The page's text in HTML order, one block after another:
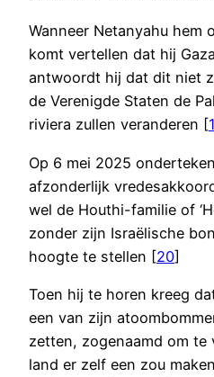
Wanneer Netanyahu hem
komt vertellen dat hij
antwoordt hij dat dit niet
de Verenigde Staten de
riviera zullen veranderen [1
Op 6 mei 2025
afzonderlijk
wel de Houthi-familie of
zonder zijn Israëlische
hoogte te stellen [20]
Toen hij te horen kreeg
een van zijn
zetten, zogenaamd om
land er zelf een zou